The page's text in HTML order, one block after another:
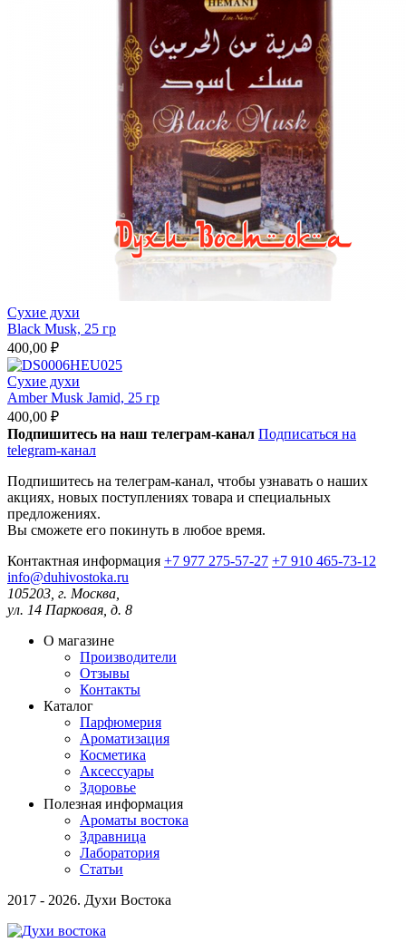
Сухие духи
Black Musk, 25 гр
400,00 ₽
Сухие духи
Amber Musk Jamid, 25 гр
400,00 ₽
Подпишитесь на наш телеграм-канал Подписаться на
telegram-канал
Подпишитесь на телеграм-канал, чтобы узнавать о наших
акциях, новых поступлениях товара и специальных
предложениях.
Вы сможете его покинуть в любое время.
Контактная информация +7 977 275-57-27 +7 910 465-73-12
info@duhivostoka.ru
105203, г. Москва,
ул. 14 Парковая, д. 8
О магазине
Производители
Отзывы
Контакты
Каталог
Парфюмерия
Ароматизация
Косметика
Аксессуары
Здоровье
Полезная информация
Ароматы востока
Здравница
Лаборатория
Статьи
2017 - 2026. Духи Востока